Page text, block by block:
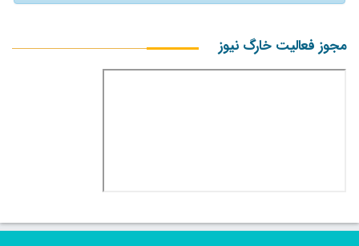
مجوز فعالیت خارگ نیوز